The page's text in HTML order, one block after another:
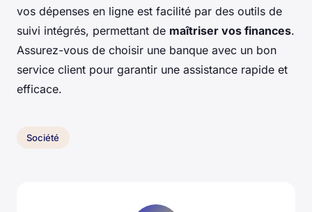
vos dépenses en ligne est facilité par des outils de
suivi intégrés, permettant de maîtriser vos finances.
Assurez-vous de choisir une banque avec un bon
service client pour garantir une assistance rapide et
efficace.
Société